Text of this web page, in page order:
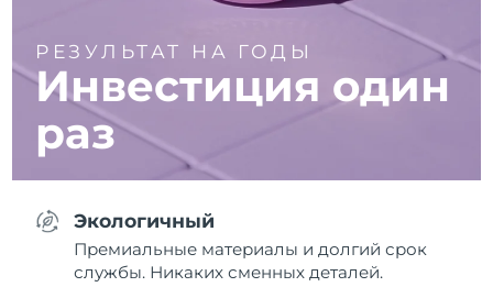
РЕЗУЛЬТАТ НА ГОДЫ
Инвестиция один
раз
Экологичный
Премиальные материалы и долгий срок
службы. Никаких сменных деталей.